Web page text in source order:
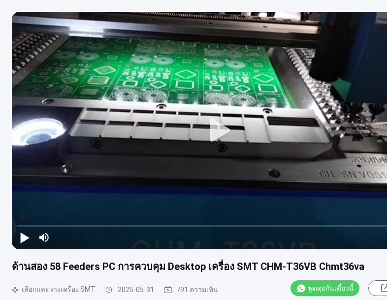
ด้านสอง 58 Feeders PC การควบคุม Desktop เครื่อง SMT CHM-T36VB Chmt36va
เลือกและวางเครื่อง SMT 2025-05-31 791 ความเห็น พูดคุยกันเดี๋ยวนี้